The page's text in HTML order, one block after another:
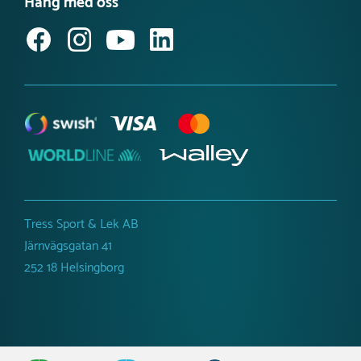
Jobba hos oss
Anmäl dig till vårt nyhetsbrev
Tillgänglighetsredogörelse
Tress Sport & Lek AB
Järnvägsgatan 41
252 18 Helsingborg